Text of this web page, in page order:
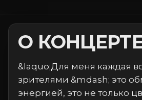
О
&laquo;Для меня каждая
зрителями &mdash; это
энергией, это не только